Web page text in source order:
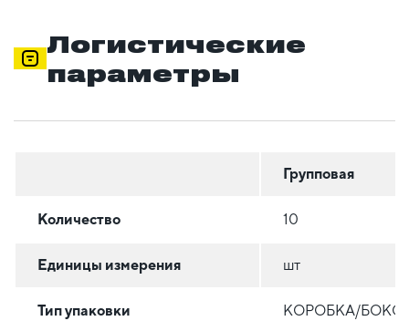
Логистические
параметры
Групповая
Количество 10
Единицы измерения шт
Тип упаковки КОРОБКА/БОКС